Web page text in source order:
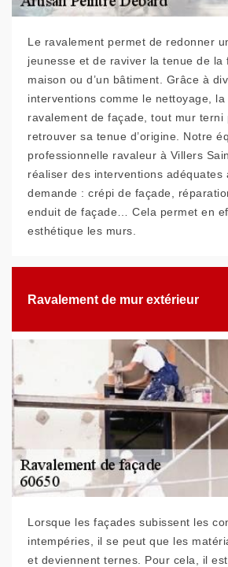
Le ravalement permet de redonner
jeunesse et de raviver la tenue de la
maison ou d’un bâtiment. Grâce à
interventions comme le nettoyage,
ravalement de façade, tout mur terni
retrouver sa tenue d’origine. Notre
professionnelle ravaleur à Villers
réaliser des interventions adéquates
demande : crépi de façade,
enduit de façade… Cela permet en
esthétique les murs.
Ravalement de mur extérieur
Lorsque les façades subissent les
intempéries, il se peut que les
et deviennent ternes. Pour cela, il